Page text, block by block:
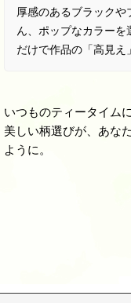
厚感のあるブラックや
ん、ポップなカラー
だけで作品の「高見え
いつものティータイム
美しい柄選びが、あな
ように。